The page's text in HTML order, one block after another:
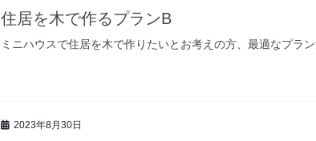
住居を木で作るプランB
ミニハウスで住居を木で作りたいとお考えの方、最適なプラン
2023年8月30日